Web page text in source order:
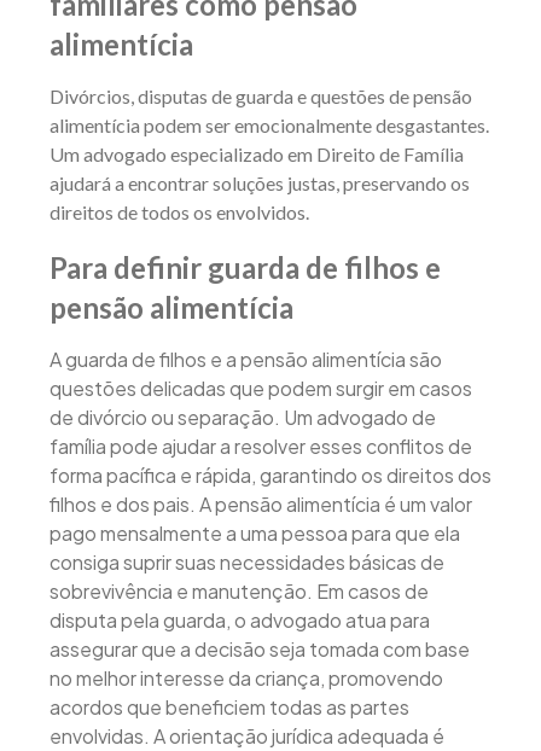
alimentícia
Divórcios, disputas de guarda e questões de pensão
alimentícia podem ser emocionalmente desgastantes.
Um advogado especializado em Direito de Família
ajudará a encontrar soluções justas, preservando os
direitos de todos os envolvidos.
Para definir guarda de filhos e
pensão alimentícia
A guarda de filhos e a pensão alimentícia são
questões delicadas que podem surgir em casos
de divórcio ou separação. Um advogado de
família pode ajudar a resolver esses conflitos de
forma pacífica e rápida, garantindo os direitos dos
filhos e dos pais. A pensão alimentícia é um valor
pago mensalmente a uma pessoa para que ela
consiga suprir suas necessidades básicas de
sobrevivência e manutenção. Em casos de
disputa pela guarda, o advogado atua para
assegurar que a decisão seja tomada com base
no melhor interesse da criança, promovendo
acordos que beneficiem todas as partes
envolvidas. A orientação jurídica adequada é